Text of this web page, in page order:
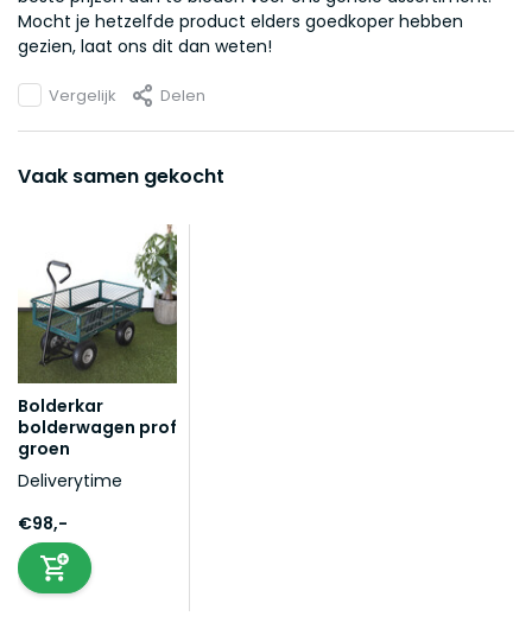
Mocht je hetzelfde product elders goedkoper hebben
gezien, laat ons dit dan weten!
Vergelijk Delen
Vaak samen gekocht
Bolderkar
bolderwagen prof
groen
Deliverytime
€98,-